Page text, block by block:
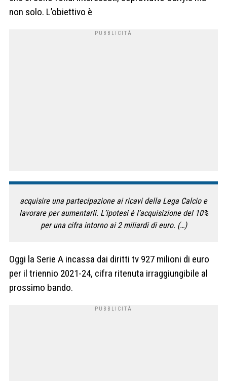
non solo. L’obiettivo è
acquisire una partecipazione ai ricavi della Lega Calcio e
lavorare per aumentarli. L’ipotesi è l’acquisizione del 10%
per una cifra intorno ai 2 miliardi di euro. (…)
Oggi la Serie A incassa dai diritti tv 927 milioni di euro
per il triennio 2021-24, cifra ritenuta irraggiungibile al
prossimo bando.